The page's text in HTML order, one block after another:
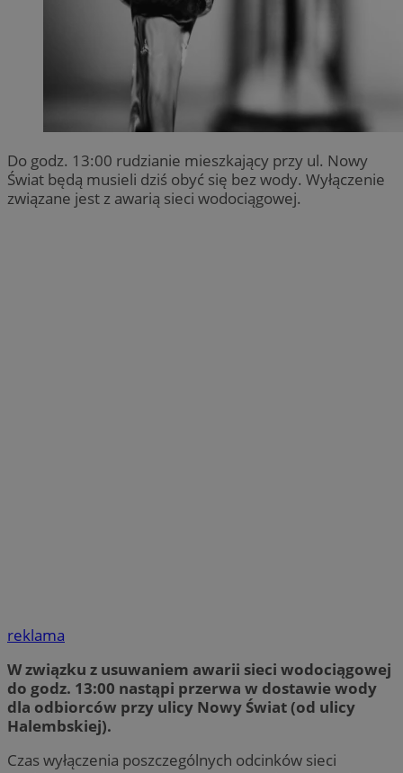
Do godz. 13:00 rudzianie mieszkający przy ul. Nowy
Świat będą musieli dziś obyć się bez wody. Wyłączenie
związane jest z awarią sieci wodociągowej.
reklama
W związku z usuwaniem awarii sieci wodociągowej
do godz. 13:00 nastąpi przerwa w dostawie wody
dla odbiorców przy ulicy Nowy Świat (od ulicy
Halembskiej).
Czas wyłączenia poszczególnych odcinków sieci